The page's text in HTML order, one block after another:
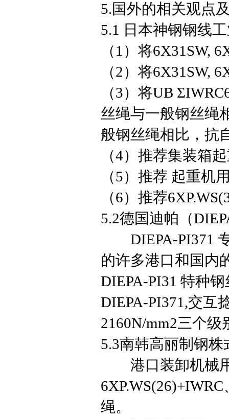
5.国外的相关观点
5.1 日本神钢钢线
（1）将6X31SW,
（2）将6X31SW,
（3）将UB
丝绳与一般钢丝绳
般钢丝绳相比，抗
（4）推荐集装箱
（5）推荐 起重机
（6）推荐
5.2德国迪帕（
DIEPA-PI371 专
的许多港口和国内
DIEPA-PI31 特种
DIEPA-PI371,交互
2160N/mm2三个级
5.3南韩高丽制钢株
港口装卸机械用
绳。